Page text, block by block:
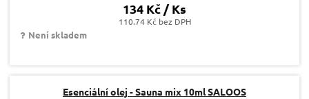
134 Kč / Ks
110.74 Kč bez DPH
Není skladem
Esenciální olej - Sauna mix 10ml SALOOS